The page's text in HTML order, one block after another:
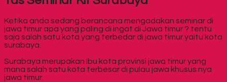
Ketika anda sedang berancana mengadakan seminar di
jawa timur apa yang paling di ingat di Jawa timur ? tentu
saja salah satu kota yang terbedar di jawa timur yaitu kota
surabaya.
Surabaya merupakan Ibu kota provinsi jawa timur yang
mana salah satu kota terbesar di pulau jawa khusus nya
jawa timur.